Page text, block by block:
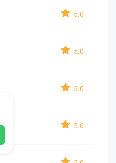
5.0
5.0
5.0
5.0